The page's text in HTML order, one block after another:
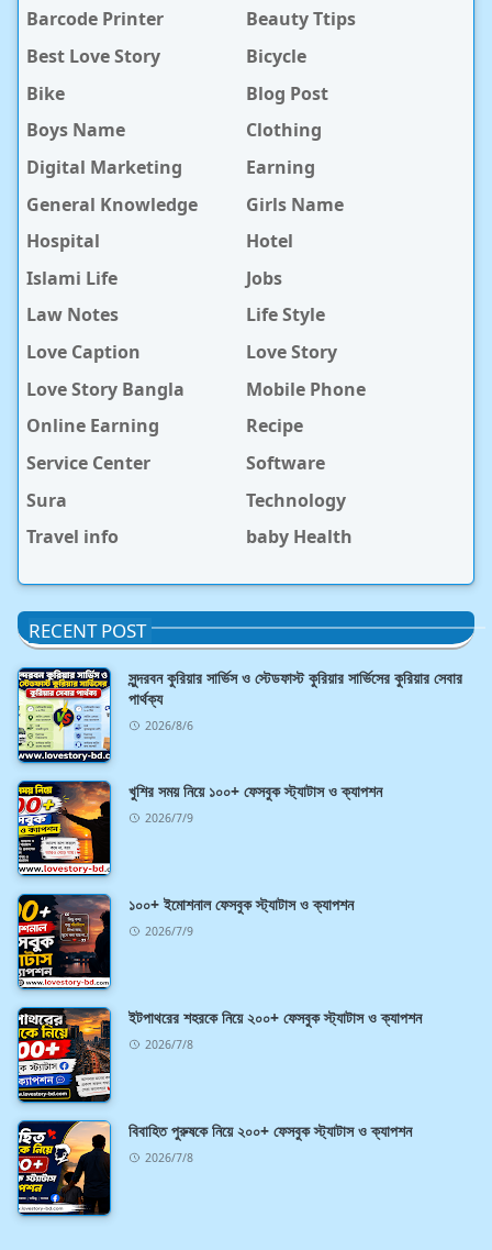
Barcode Printer
Beauty Ttips
Best Love Story
Bicycle
Bike
Blog Post
Boys Name
Clothing
Digital Marketing
Earning
General Knowledge
Girls Name
Hospital
Hotel
Islami Life
Jobs
Law Notes
Life Style
Love Caption
Love Story
Love Story Bangla
Mobile Phone
Online Earning
Recipe
Service Center
Software
Sura
Technology
Travel info
baby Health
RECENT POST
সুন্দরবন কুরিয়ার সার্ভিস ও স্টেডফাস্ট কুরিয়ার সার্ভিসের কুরিয়ার সেবার
পার্থক্য
2026/8/6
খুশির সময় নিয়ে ১০০+ ফেসবুক স্ট্যাটাস ও ক্যাপশন
2026/7/9
১০০+ ইমোশনাল ফেসবুক স্ট্যাটাস ও ক্যাপশন
2026/7/9
ইটপাথরের শহরকে নিয়ে ২০০+ ফেসবুক স্ট্যাটাস ও ক্যাপশন
2026/7/8
বিবাহিত পুরুষকে নিয়ে ২০০+ ফেসবুক স্ট্যাটাস ও ক্যাপশন
2026/7/8